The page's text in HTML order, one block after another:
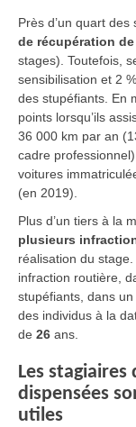
Près d’un quart des
de récupération
stages). Toutefois,
sensibilisation et 2
des stupéfiants. En
points lorsqu’ils
36 000 km par an
cadre
voitures
(en 2019).
Plus d’un tiers à la
plusieurs
réalisation du stage.
infraction routière,
stupéfiants, dans
des individus à la
de 26 ans.
Les
dispensées
utiles